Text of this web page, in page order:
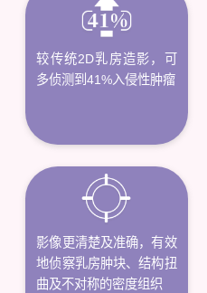
较传统2D乳房造影，可
多侦测到41%入侵性肿瘤
影像更清楚及准确，有效
地侦察乳房肿块、结构扭
曲及不对称的密度组织